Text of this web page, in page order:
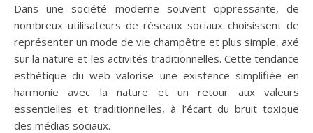
Dans une société moderne souvent oppressante, de
nombreux utilisateurs de réseaux sociaux choisissent de
représenter un mode de vie champêtre et plus simple, axé
sur la nature et les activités traditionnelles. Cette tendance
esthétique du web valorise une existence simplifiée en
harmonie avec la nature et un retour aux valeurs
essentielles et traditionnelles, à l’écart du bruit toxique
des médias sociaux.